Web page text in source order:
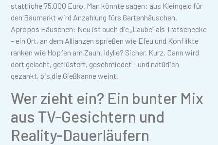
stattliche 75.000 Euro. Man könnte sagen: aus Kleingeld für
den Baumarkt wird Anzahlung fürs Gartenhäuschen.
Apropos Häuschen: Neu ist auch die „Laube“ als Tratschecke
– ein Ort, an dem Allianzen sprießen wie Efeu und Konflikte
ranken wie Hopfen am Zaun. Idylle? Sicher. Kurz. Dann wird
dort gelacht, geflüstert, geschmiedet – und natürlich
gezankt, bis die Gießkanne weint.
Wer zieht ein? Ein bunter Mix
aus TV-Gesichtern und
Reality-Dauerläufern